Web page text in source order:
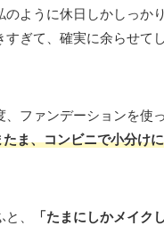
のように休日しかしっか
すぎて、確実に余らせて
、ファンデーションを使
たま、コンビニで小分け
、 「たまにしかメイク